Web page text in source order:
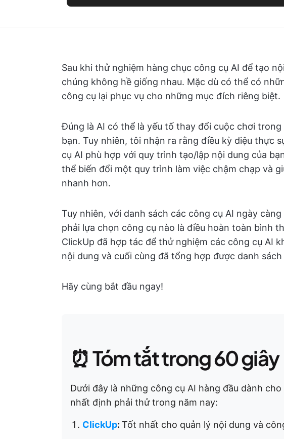
Sau khi thử nghiệm hàng chục công cụ AI để tạo
chúng không hề giống nhau. Mặc dù có thể có
công cụ lại phục vụ cho những mục đích riêng biệt.
Đúng là AI có thể là yếu tố thay đổi cuộc chơi
bạn. Tuy nhiên, tôi nhận ra rằng điều kỳ diệu thực
cụ AI phù hợp với quy trình tạo/lập nội dung của
thể biến đổi một quy trình làm việc chậm chạp và
nhanh hơn.
Tuy nhiên, với danh sách các công cụ AI ngày
phải lựa chọn công cụ nào là điều hoàn toàn bình
ClickUp đã hợp tác để thử nghiệm các công cụ AI
nội dung và cuối cùng đã tổng hợp được danh
Hãy cùng bắt đầu ngay!
⏰ Tóm tắt trong 60 giây
Dưới đây là những công cụ AI hàng đầu dành
nhất định phải thử trong năm nay:
ClickUp: Tốt nhất cho quản lý nội dung và